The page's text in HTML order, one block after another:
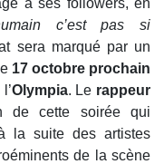
à ses followers, en
c’est pas si
sera marqué par un
17 octobre prochain
Olympia. Le rappeur
de cette soirée qui
la suite des artistes
de la scène